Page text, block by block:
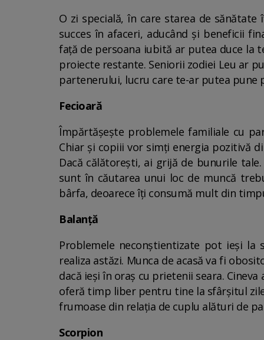
O zi specială, în care starea de
succes în afaceri, aducând și beneficii
față de persoana iubită ar putea duce la
proiecte restante. Seniorii zodiei Leu ar
partenerului, lucru care te-ar putea pune
Fecioară
Împărtășește problemele familiale cu
Chiar și copiii vor simți energia pozitivă
Dacă călătorești, ai grijă de bunurile
sunt în căutarea unui loc de muncă
bârfa, deoarece îți consumă mult din
Balanță
Problemele neconștientizate pot ieși la
realiza astăzi. Munca de acasă va fi
dacă ieși în oraș cu prietenii seara.
oferă timp liber pentru tine la sfârșitul
frumoase din relația de cuplu alături de
Scorpion